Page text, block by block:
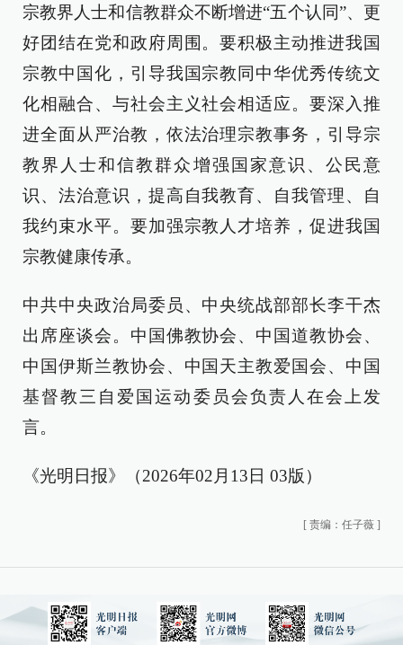
宗教界人士和信教群众不断增进“五个认同”、更
好团结在党和政府周围。要积极主动推进我国
宗教中国化，引导我国宗教同中华优秀传统文
化相融合、与社会主义社会相适应。要深入推
进全面从严治教，依法治理宗教事务，引导宗
教界人士和信教群众增强国家意识、公民意
识、法治意识，提高自我教育、自我管理、自
我约束水平。要加强宗教人才培养，促进我国
宗教健康传承。
中共中央政治局委员、中央统战部部长李干杰
出席座谈会。中国佛教协会、中国道教协会、
中国伊斯兰教协会、中国天主教爱国会、中国
基督教三自爱国运动委员会负责人在会上发
言。
《光明日报》（2026年02月13日 03版）
[ 责编：任子薇 ]